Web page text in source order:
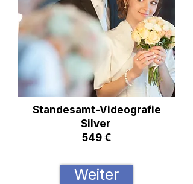
Standesamt-Videografie
Silver
549 €
Weiter